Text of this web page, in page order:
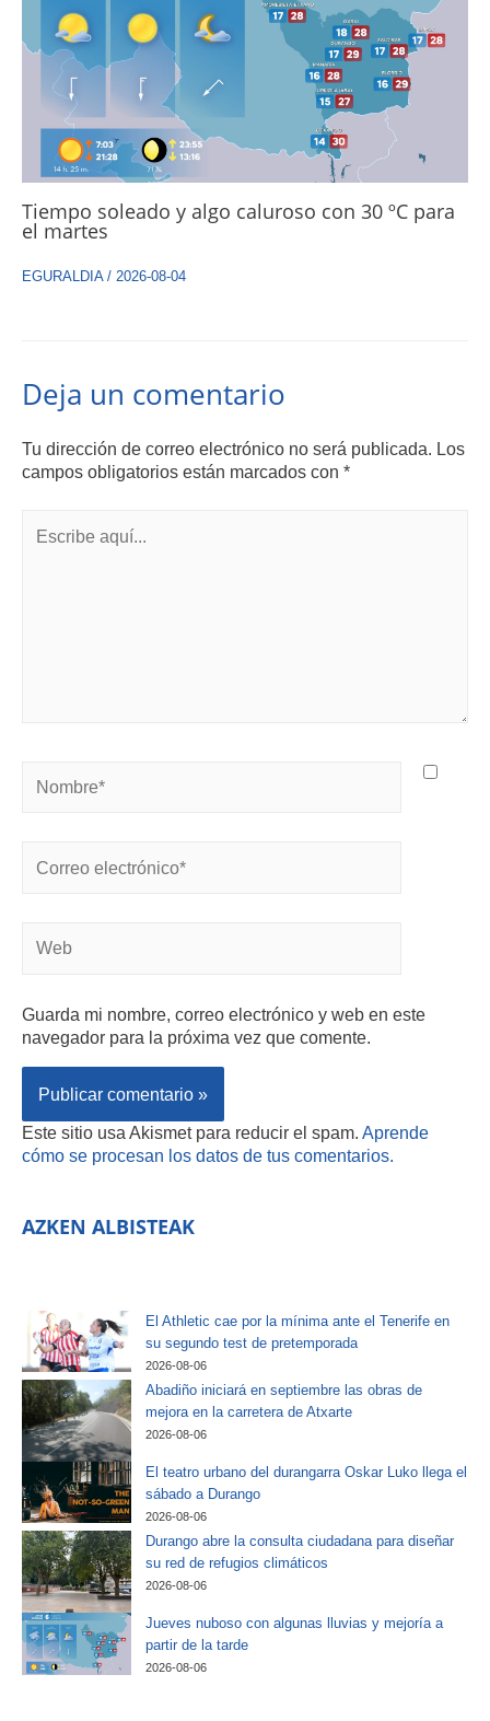
Tiempo soleado y algo caluroso con 30 ºC para
el martes
EGURALDIA/ 2026-08-04
Deja un comentario
Tu dirección de correo electrónico no será publicada. Los
campos obligatorios están marcados con *
Guarda mi nombre, correo electrónico y web en este
navegador para la próxima vez que comente.
Este sitio usa Akismet para reducir el spam. Aprende
cómo se procesan los datos de tus comentarios.
AZKEN ALBISTEAK
El Athletic cae por la mínima ante el Tenerife en
su segundo test de pretemporada
2026-08-06
Abadiño iniciará en septiembre las obras de
mejora en la carretera de Atxarte
2026-08-06
El teatro urbano del durangarra Oskar Luko llega el
sábado a Durango
2026-08-06
Durango abre la consulta ciudadana para diseñar
su red de refugios climáticos
2026-08-06
Jueves nuboso con algunas lluvias y mejoría a
partir de la tarde
2026-08-06